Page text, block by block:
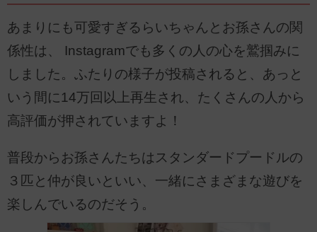
あまりにも可愛すぎるらいちゃんとお孫さんの関
係性は、 Instagramでも多くの人の心を鷲掴みに
しました。ふたりの様子が投稿されると、あっと
いう間に14万回以上再生され、たくさんの人から
高評価が押されていますよ！
普段からお孫さんたちはスタンダードプードルの
３匹と仲が良いといい、一緒にさまざまな遊びを
楽しんでいるのだそう。